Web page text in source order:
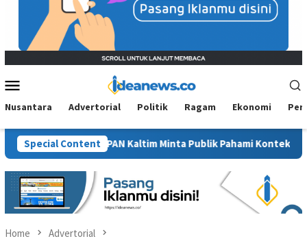
Menu
Nusantara Advertorial Politik Ragam Ekonomi
Special Content
BM PAN Kaltim Minta Publik Pahami Konteks Pidato Secara
Home Advertorial